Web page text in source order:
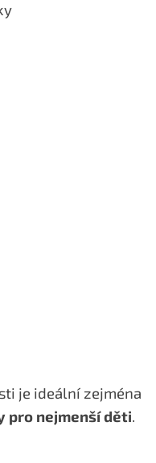
je ideální zejména
pro nejmenší děti.